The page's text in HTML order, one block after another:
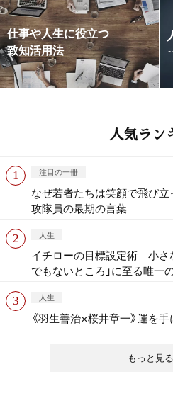
仕事や人生に役立つ
致知活用法
人気ラン
もっと見る
注目の一冊
なぜ若者たちは笑顔で飛び
攻隊員の最期の言葉
人生
イチローの目標設定術｜小さ
でもないところ」に至る唯一
人生
《羽生善治×桜井章一》運を